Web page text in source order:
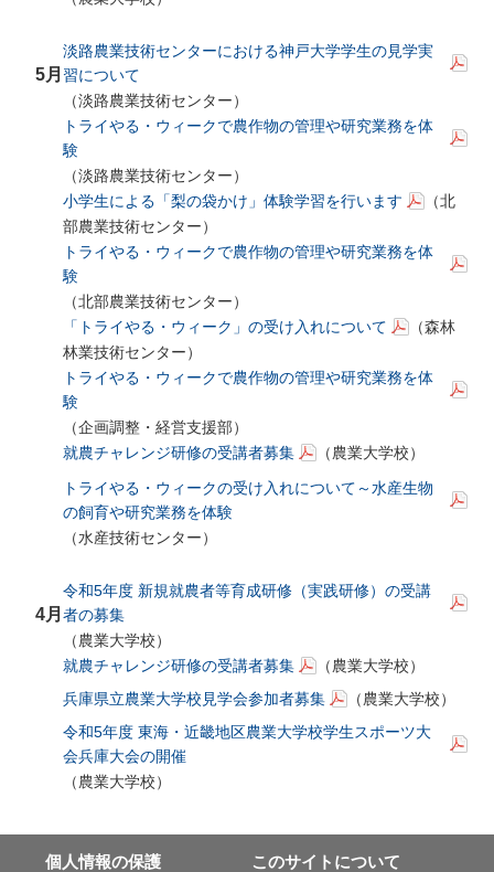
5月
淡路農業技術センターにおける神戸大学学生の見学実
習について
（淡路農業技術センター）
トライやる・ウィークで農作物の管理や研究業務を体
験
（淡路農業技術センター）
小学生による「梨の袋かけ」体験学習を行います
（北
部農業技術センター）
トライやる・ウィークで農作物の管理や研究業務を体
験
（北部農業技術センター）
「トライやる・ウィーク」の受け入れについて
（森林
林業技術センター）
トライやる・ウィークで農作物の管理や研究業務を体
験
（企画調整・経営支援部）
就農チャレンジ研修の受講者募集
（農業大学校）
トライやる・ウィークの受け入れについて～水産生物
の飼育や研究業務を体験
（水産技術センター）
4月
令和5年度 新規就農者等育成研修（実践研修）の受講
者の募集
（農業大学校）
就農チャレンジ研修の受講者募集
（農業大学校）
兵庫県立農業大学校見学会参加者募集
（農業大学校）
令和5年度 東海・近畿地区農業大学校学生スポーツ大
会兵庫大会の開催
（農業大学校）
個⼈情報の保護
このサイトについて